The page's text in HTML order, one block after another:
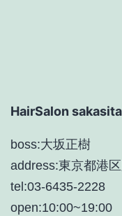
ョ
ン
HairSalon
boss:大坂正樹
address:東京都港
tel:03-6435-2228
open:10:00~19:00